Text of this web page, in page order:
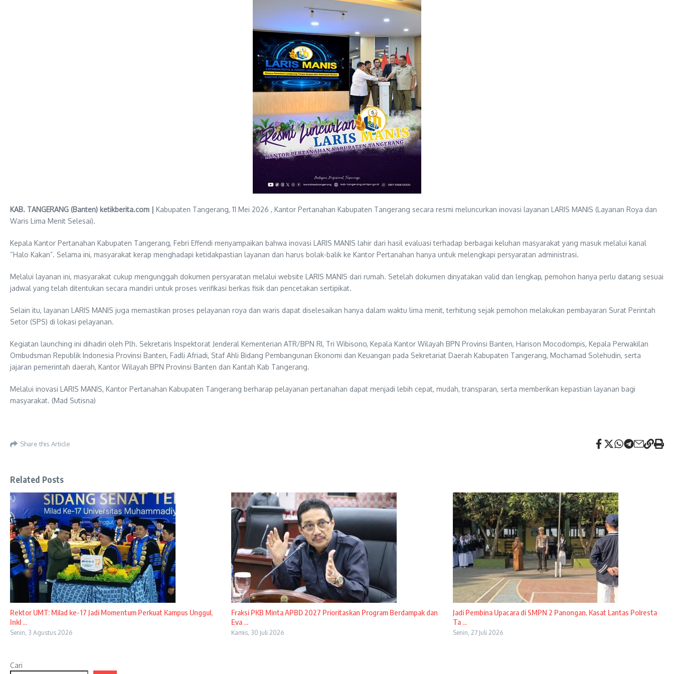
KAB. TANGERANG (Banten) ketikberita.com | Kabupaten Tangerang, 11 Mei 2026 , Kantor Pertanahan Kabupaten Tangerang secara resmi meluncurkan inovasi layanan LARIS MANIS (Layanan Roya dan
Waris Lima Menit Selesai).
Kepala Kantor Pertanahan Kabupaten Tangerang, Febri Effendi menyampaikan bahwa inovasi LARIS MANIS lahir dari hasil evaluasi terhadap berbagai keluhan masyarakat yang masuk melalui kanal
“Halo Kakan”. Selama ini, masyarakat kerap menghadapi ketidakpastian layanan dan harus bolak-balik ke Kantor Pertanahan hanya untuk melengkapi persyaratan administrasi.
Melalui layanan ini, masyarakat cukup mengunggah dokumen persyaratan melalui website LARIS MANIS dari rumah. Setelah dokumen dinyatakan valid dan lengkap, pemohon hanya perlu datang sesuai
jadwal yang telah ditentukan secara mandiri untuk proses verifikasi berkas fisik dan pencetakan sertipikat.
Selain itu, layanan LARIS MANIS juga memastikan proses pelayanan roya dan waris dapat diselesaikan hanya dalam waktu lima menit, terhitung sejak pemohon melakukan pembayaran Surat Perintah
Setor (SPS) di lokasi pelayanan.
Kegiatan launching ini dihadiri oleh Plh. Sekretaris Inspektorat Jenderal Kementerian ATR/BPN RI, Tri Wibisono, Kepala Kantor Wilayah BPN Provinsi Banten, Harison Mocodompis, Kepala Perwakilan
Ombudsman Republik Indonesia Provinsi Banten, Fadli Afriadi, Staf Ahli Bidang Pembangunan Ekonomi dan Keuangan pada Sekretariat Daerah Kabupaten Tangerang, Mochamad Solehudin, serta
jajaran pemerintah daerah, Kantor Wilayah BPN Provinsi Banten dan Kantah Kab Tangerang.
Melalui inovasi LARIS MANIS, Kantor Pertanahan Kabupaten Tangerang berharap pelayanan pertanahan dapat menjadi lebih cepat, mudah, transparan, serta memberikan kepastian layanan bagi
masyarakat. (Mad Sutisna)
Share this Article
Related Posts
Rektor UMT: Milad ke-17 Jadi Momentum Perkuat Kampus Unggul,
Inkl ...
Senin, 3 Agustus 2026
Fraksi PKB Minta APBD 2027 Prioritaskan Program Berdampak dan
Eva ...
Kamis, 30 Juli 2026
Jadi Pembina Upacara di SMPN 2 Panongan, Kasat Lantas Polresta
Ta ...
Senin, 27 Juli 2026
Cari